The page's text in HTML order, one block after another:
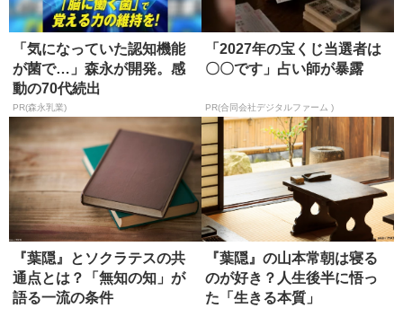
「気になっていた認知機能
が菌で…」森永が開発。感
動の70代続出
PR(森永乳業)
「2027年の宝くじ当選者は
〇〇です」占い師が暴露
PR(合同会社デジタルファーム )
『葉隠』とソクラテスの共
通点とは？「無知の知」が
語る一流の条件
『葉隠』の山本常朝は寝る
のが好き？人生後半に悟っ
た「生きる本質」